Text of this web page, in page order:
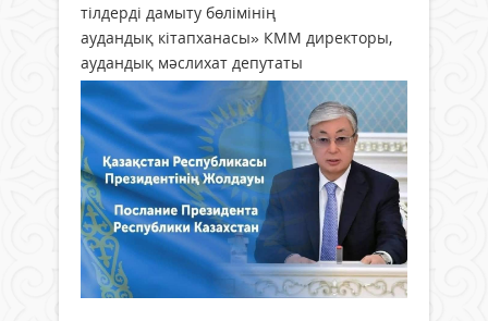
тілдерді дамыту бөлімінің
аудандық кітапханасы» КММ директоры,
аудандық мәслихат депутаты